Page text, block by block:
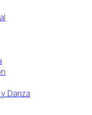
Danza